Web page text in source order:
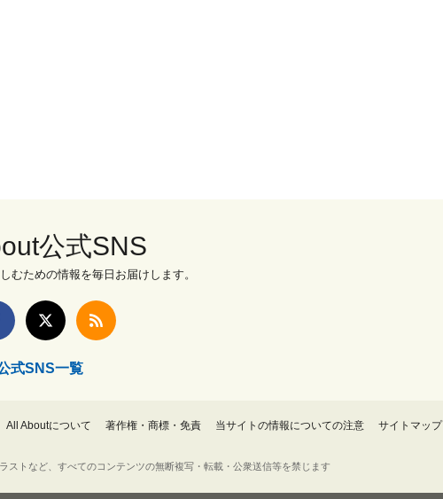
公式SNS
むための情報を毎日お届けします。
式SNS一覧
All Aboutについて 著作権・商標・免責 当サイトの情報についての注意 サイトマップ
ストなど、すべてのコンテンツの無断複写・転載・公衆送信等を禁じます